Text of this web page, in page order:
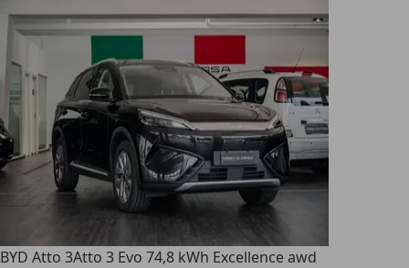
BYD Atto 3Atto 3 Evo 74,8 kWh Excellence awd